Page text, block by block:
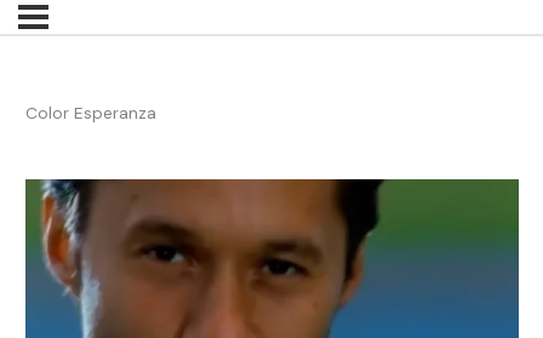
Color Esperanza